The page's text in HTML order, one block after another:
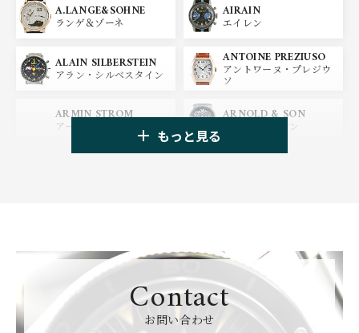
OMEGA
オメガ
BREGUET
ブレゲ
BLANCPAIN
ブランパン
BREITLING
ブライトリング
HUBLOT
ウブロ
ZENITH
BELL＆ROSS
ベル＆ロス
SINN
CARTIER CHANEL
シャネル
A.LANGE&SOHNE
ランゲ＆ゾーネ
AIRAIN
エイレン
ALAIN SILBERSTEIN
アラン・シルベスタイン
ANTOINE PREZIUSO
アントワーヌ・プレジウ
ソ
ARMIN STROM
アーミン・シュトローム
ARNOLD & SON
アーノルド&サン
BAMFORD LONDON
バンフォード・ロンドン
BAUME&MERCIER
ボーム＆メルシエ
BEAUBLEU BELL＆ROSS
もっと見る
Contact
お問い合わせ